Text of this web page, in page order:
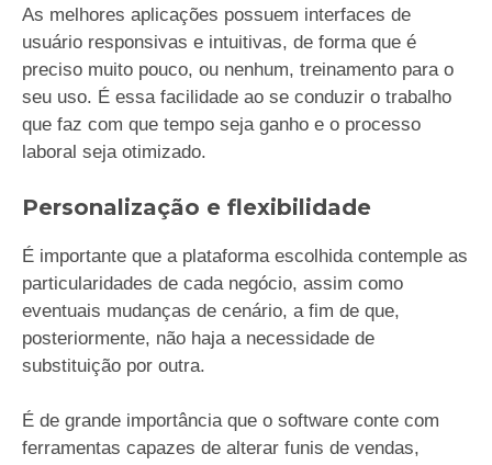
As melhores aplicações possuem interfaces de
usuário responsivas e intuitivas, de forma que é
preciso muito pouco, ou nenhum, treinamento para o
seu uso. É essa facilidade ao se conduzir o trabalho
que faz com que tempo seja ganho e o processo
laboral seja otimizado.
Personalização e flexibilidade
É importante que a plataforma escolhida contemple as
particularidades de cada negócio, assim como
eventuais mudanças de cenário, a fim de que,
posteriormente, não haja a necessidade de
substituição por outra.
É de grande importância que o software conte com
ferramentas capazes de alterar funis de vendas,